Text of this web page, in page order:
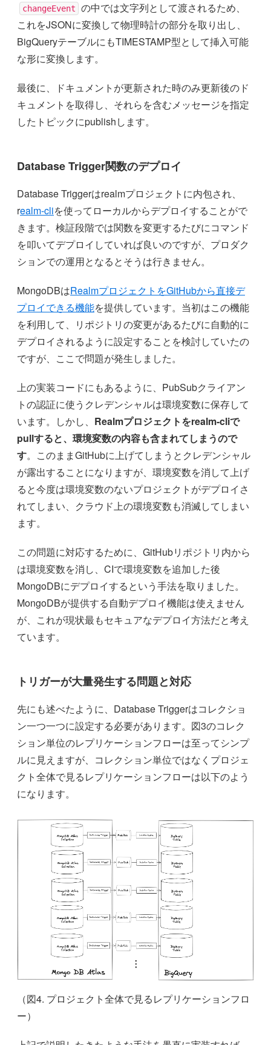
changeEvent
の中では文字列として渡されるため、
これをJSONに変換して物理時計の部分を取り出し、
BigQueryテーブルにもTIMESTAMP型として挿入可能
な形に変換します。
最後に、ドキュメントが更新された時のみ更新後のド
キュメントを取得し、それらを含むメッセージを指定
したトピックにpublishします。
Database Trigger関数のデプロイ
Database Triggerはrealmプロジェクトに内包され、
realm-cliを使ってローカルからデプロイすることがで
きます。検証段階では関数を変更するたびにコマンド
を叩いてデプロイしていれば良いのですが、プロダク
ションでの運用となるとそうは行きません。
MongoDBはRealmプロジェクトをGitHubから直接デ
プロイできる機能を提供しています。当初はこの機能
を利用して、リポジトリの変更があるたびに自動的に
デプロイされるように設定することを検討していたの
ですが、ここで問題が発生しました。
上の実装コードにもあるように、PubSubクライアン
トの認証に使うクレデンシャルは環境変数に保存して
います。しかし、 Realmプロジェクトをrealm-cliで
pullすると、環境変数の内容も含まれてしまうので
す。このままGitHubに上げてしまうとクレデンシャル
が露出することになりますが、環境変数を消して上げ
ると今度は環境変数のないプロジェクトがデプロイさ
れてしまい、クラウド上の環境変数も消滅してしまい
ます。
この問題に対応するために、GitHubリポジトリ内から
は環境変数を消し、CIで環境変数を追加した後
MongoDBにデプロイするという手法を取りました。
MongoDBが提供する自動デプロイ機能は使えません
が、これが現状最もセキュアなデプロイ方法だと考え
ています。
トリガーが大量発生する問題と対応
先にも述べたように、Database Triggerはコレクショ
ン一つ一つに設定する必要があります。図3のコレク
ション単位のレプリケーションフローは至ってシンプ
ルに見えますが、コレクション単位ではなくプロジェ
クト全体で見るレプリケーションフローは以下のよう
になります。
（図4. プロジェクト全体で見るレプリケーションフロ
ー）